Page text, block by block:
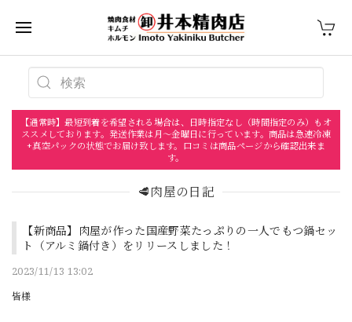
【通常時】最短到着を希望される場合は、日時指定なし（時間指定のみ）もオ
ススメしております。発送作業は月〜金曜日に行っています。商品は急速冷凍
+真空パックの状態でお届け致します。口コミは商品ページから確認出来ま
す。
🥩肉屋の日記
【新商品】肉屋が作った国産野菜たっぷりの一人でもつ鍋セッ
ト（アルミ鍋付き）をリリースしました！
2023/11/13 13:02
皆様